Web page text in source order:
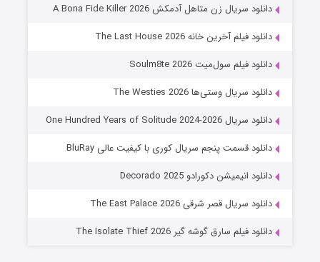
عملیات آپارتمان
قسمت۲ (زیرنویس) منتشر شد
دانلود سریال زن متاهل آدمکش A Bona Fide Killer 2026
دانلود فیلم آخرین خانه The Last House 2026
دانلود فیلم سول‌میت Soulm8te 2026
دانلود سریال وستی‌ها The Westies 2026
دانلود سریال One Hundred Years of Solitude 2024-2026
دانلود قسمت پنجم سریال کوری با کیفیت عالی BluRay
دانلود انیمیشن دکورادو Decorado 2025
دانلود سریال قصر شرقی The East Palace 2026
دانلود فیلم سارق گوشه گیر The Isolate Thief 2026